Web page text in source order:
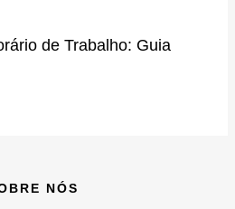
de Trabalho: Guia
NÓS